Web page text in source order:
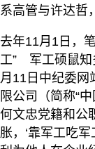
系高管与许达哲
去年11月1日，
工” 军工硕鼠知
月11日中纪委网
限公司（简称“
何文忠党籍和公
胀，‘靠军工吃